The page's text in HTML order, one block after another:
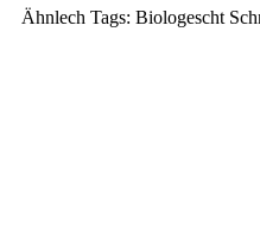
Ähnlech Tags: Biologescht